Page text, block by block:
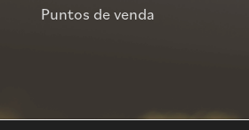
Puntos de venda